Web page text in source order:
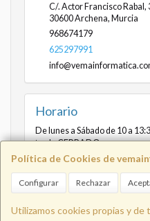
Política de Cookies de
Configurar Rechazar
Utilizamos cookies propias y
C/. Actor Francisco Rabal,
30600Archena, Murcia
968674179
625297991
Horario
De lunes a Sábado de 10 a
tarde CERRADO